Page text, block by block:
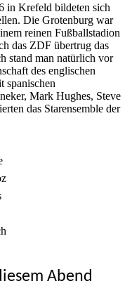
in Krefeld bildeten sich
Die Grotenburg war
reinen Fußballstadion
das ZDF übertrug das
stand man natürlich vor
des englischen
spanischen
Mark Hughes, Steve
das Starensemble der
Abend